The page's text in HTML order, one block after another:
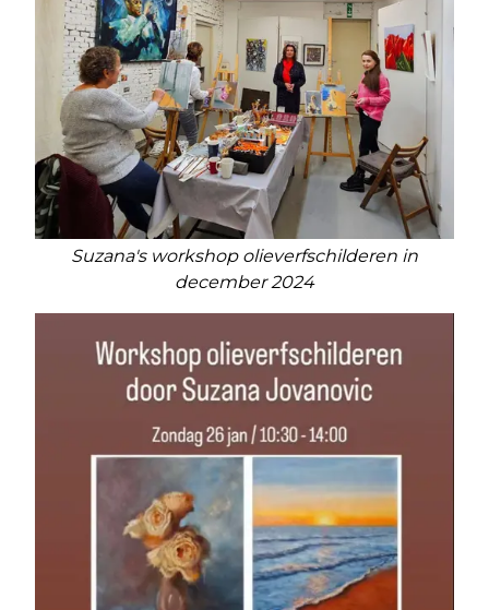
Suzana's workshop olieverfschilderen in
december 2024